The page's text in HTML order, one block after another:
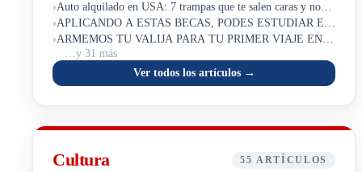
›Auto alquilado en USA: 7 trampas que te salen caras y no
viste venir
›APLICANDO A ESTAS BECAS, PODES ESTUDIAR EN
ESTADOS UNIDOS
›ARMEMOS TU VALIJA PARA TU PRIMER VIAJE EN
AVION
…y 31 más
Ver todos los artículos →
Cultura 55 ARTÍCULOS